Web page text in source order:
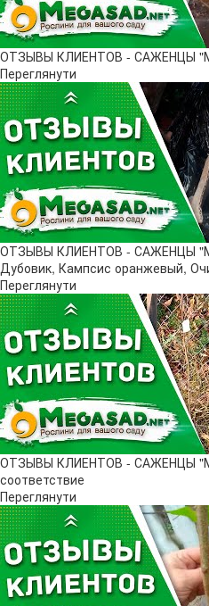
ОТЗЫВЫ КЛИЕНТОВ - САЖЕНЦЫ
Переглянути
ОТЗЫВЫ КЛИЕНТОВ - САЖЕНЦЫ
Дубовик, Кампсис оранжевый,
Переглянути
ОТЗЫВЫ КЛИЕНТОВ - САЖЕНЦЫ
соответствие
Переглянути